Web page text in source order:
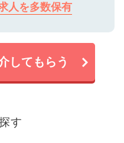
人を多数保有
してもらう
す